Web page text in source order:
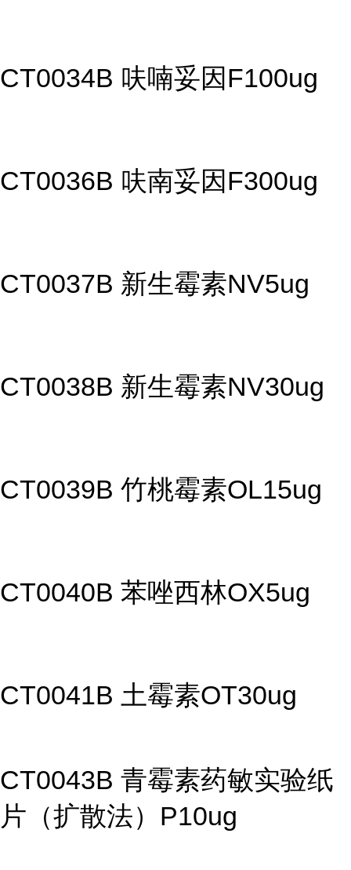
CT0034B 呋喃妥因F100ug
CT0036B 呋南妥因F300ug
CT0037B 新生霉素NV5ug
CT0038B 新生霉素NV30ug
CT0039B 竹桃霉素OL15ug
CT0040B 苯唑西林OX5ug
CT0041B 土霉素OT30ug
CT0043B 青霉素药敏实验纸
片（扩散法）P10ug